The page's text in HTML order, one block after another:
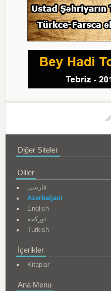
Diğer Siteler
Diller
فارسی
Azerbaijani
English
تورکجه
Turkish
İçerikler
Kitaplar
Ana Menu